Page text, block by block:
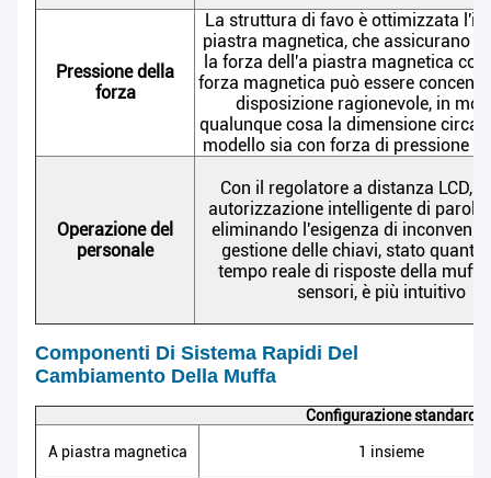
Pressione della
forza
La struttura di favo è ottimizzata
piastra magnetica, che assicurano
la forza dell'a piastra magnetica
forza magnetica può essere
disposizione ragionevole, in
qualunque cosa la dimensione circa
modello sia con forza di pressione
Operazione del
personale
Con il regolatore a distanza LCD,
autorizzazione intelligente di parola
eliminando l'esigenza di
gestione delle chiavi, stato
tempo reale di risposte della
sensori, è più intuitivo
Componenti Di Sistema Rapidi Del
Cambiamento Della Muffa
Configurazione standard
A piastra magnetica 1 insieme